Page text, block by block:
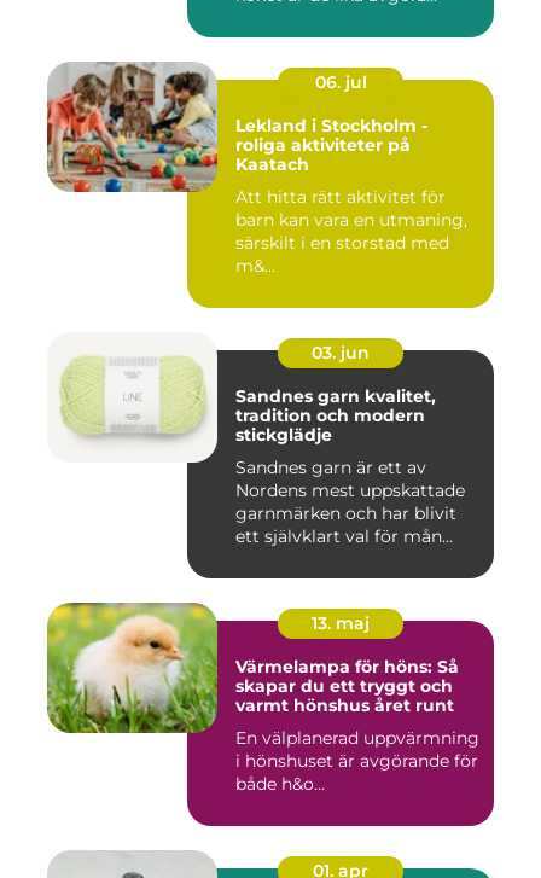
06. jul
Lekland i Stockholm -
roliga aktiviteter på
Kaatach
Att hitta rätt aktivitet för
barn kan vara en utmaning,
särskilt i en storstad med
m&...
03. jun
Sandnes garn kvalitet,
tradition och modern
stickglädje
Sandnes garn är ett av
Nordens mest uppskattade
garnmärken och har blivit
ett självklart val för mån...
13. maj
Värmelampa för höns: Så
skapar du ett tryggt och
varmt hönshus året runt
En välplanerad uppvärmning
i hönshuset är avgörande för
både h&o...
01. apr